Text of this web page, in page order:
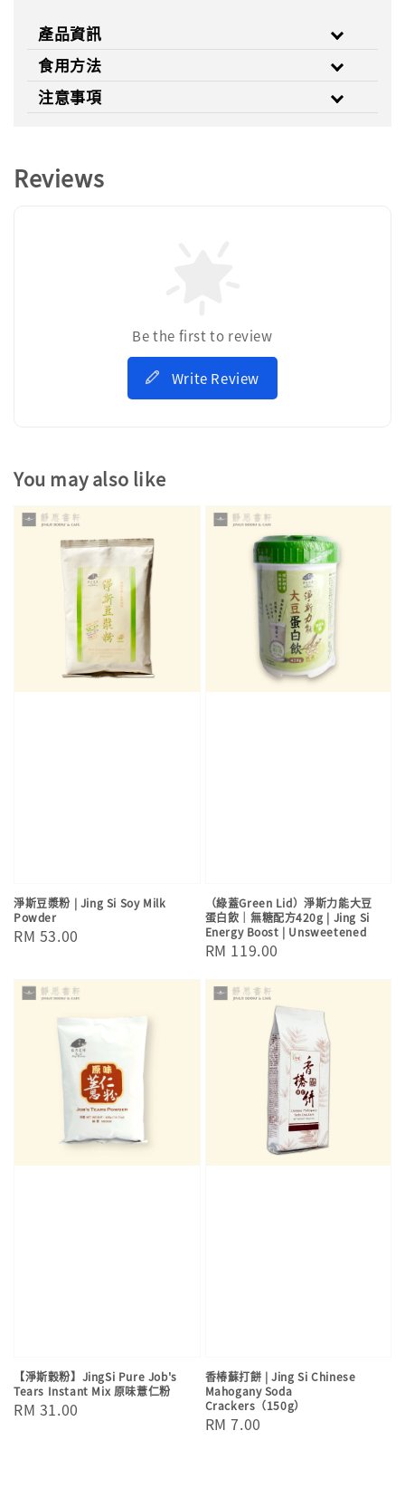
產品資訊
食用方法
注意事項
Reviews
Be the first to review
Write Review
You may also like
淨斯豆漿粉 | Jing Si Soy Milk
Powder
Regular
RM 53.00
（綠蓋Green Lid）淨斯力能大豆
蛋白飲｜無糖配方420g | Jing Si
Energy Boost | Unsweetened
Regular
RM 119.00
【淨斯穀粉】JingSi Pure Job's
Tears Instant Mix 原味薏仁粉
Regular
RM 31.00
香椿蘇打餅 | Jing Si Chinese
Mahogany Soda
Crackers（150g）
Regular
RM 7.00